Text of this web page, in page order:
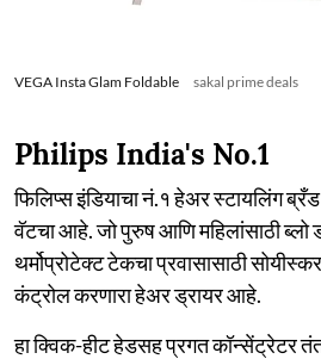
VEGA Insta Glam Foldable sakal prime deals
Philips India's No.1
फिलिप्स इंडियाचा नं.१ हेअर स्टायलिंग
वॅटचा आहे. जो पुरुष आणि महिलांसाठी ब्लो
थर्मोप्रोटेक्ट टेकचा प्रवासासाठी
कंट्रोल करणारा हेअर ड्रायर आहे.
हा क्विक-हीट हेडसह प्रगत कॉन्सेंट्रेटर